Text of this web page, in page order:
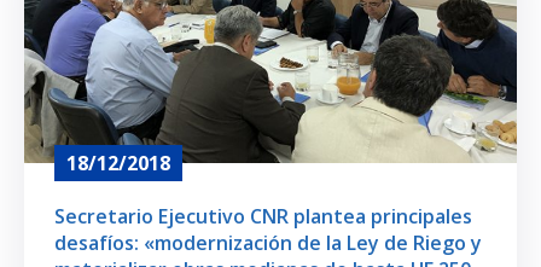
18/12/2018
Secretario Ejecutivo CNR plantea principales
desafíos: «modernización de la Ley de Riego y